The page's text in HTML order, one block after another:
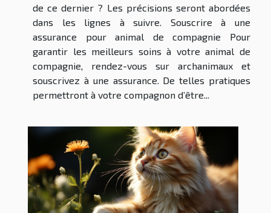
de ce dernier ? Les précisions seront abordées
dans les lignes à suivre. Souscrire à une
assurance pour animal de compagnie Pour
garantir les meilleurs soins à votre animal de
compagnie, rendez-vous sur archanimaux et
souscrivez à une assurance. De telles pratiques
permettront à votre compagnon d’être...